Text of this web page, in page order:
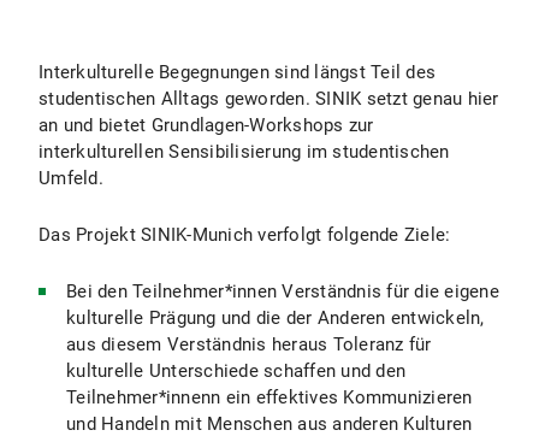
Interkulturelle Begegnungen sind längst Teil des
studentischen Alltags geworden. SINIK setzt genau hier
an und bietet Grundlagen-Workshops zur
interkulturellen Sensibilisierung im studentischen
Umfeld.
Das Projekt SINIK-Munich verfolgt folgende Ziele:
Bei den Teilnehmer*innen Verständnis für die eigene
kulturelle Prägung und die der Anderen entwickeln,
aus diesem Verständnis heraus Toleranz für
kulturelle Unterschiede schaffen und den
Teilnehmer*innenn ein effektives Kommunizieren
und Handeln mit Menschen aus anderen Kulturen